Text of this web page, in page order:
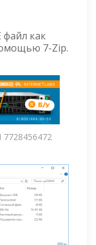
файл как
7-Zip.